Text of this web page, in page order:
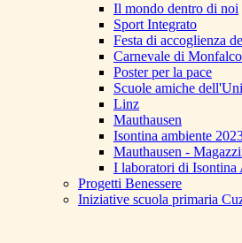
Il mondo dentro di noi
Sport Integrato
Festa di accoglienza
Carnevale di
Poster per la pace
Scuole amiche
Linz
Mauthausen
Isontina ambiente
Mauthausen -
I laboratori di Isontina
Progetti Benessere
Iniziative scuola primaria